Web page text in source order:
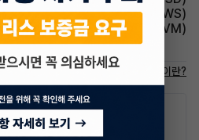
주행안전 차선이탈경보(LDWS)
주차보조 어라운드뷰(AVM)
인하시기 바랍니다.
저공해차량이란?
공영주차장
50% 할인